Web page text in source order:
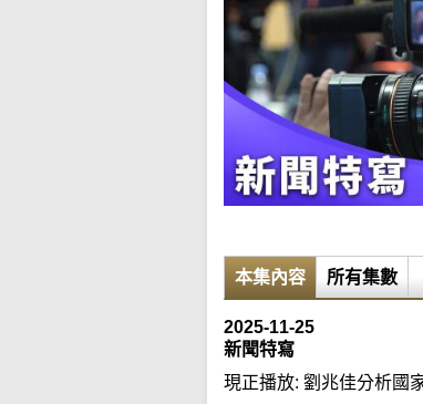
本集內容 所有集數
2025-11-25
新聞特寫
現正播放: 劉兆佳分析國